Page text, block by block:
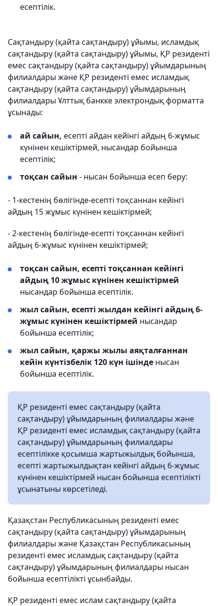
есептілік.
Сақтандыру (қайта сақтандыру) ұйымы, исламдық
сақтандыру (қайта сақтандыру) ұйымы, ҚР резиденті
емес сақтандыру (қайта сақтандыру) ұйымдарының
филиалдары және ҚР резиденті емес исламдық
сақтандыру (қайта сақтандыру) ұйымдарының
филиалдары Ұлттық банкке электрондық форматта
ұсынады:
ай сайын, есепті айдан кейінгі айдың 6-жұмыс
күнінен кешіктірмей, нысандар бойынша
есептілік;
тоқсан сайын - нысан бойынша есеп беру:
- 1-кестенің бөлігінде-есепті тоқсаннан кейінгі
айдың 15 жұмыс күнінен кешіктірмей;
- 2-кестенің бөлігінде-есепті тоқсаннан кейінгі
айдың 6-жұмыс күнінен кешіктірмей;
тоқсан сайын, есепті тоқсаннан кейінгі
айдың 10 жұмыс күнінен кешіктірмей
нысандар бойынша есептілік.
жыл сайын, есепті жылдан кейінгі айдың 6-
жұмыс күнінен кешіктірмей нысандар
бойынша есептілік;
жыл сайын, қаржы жылы аяқталғаннан
кейін күнтізбелік 120 күн ішінде нысан
бойынша есептілік.
ҚР резиденті емес сақтандыру (қайта
сақтандыру) ұйымдарының филиалдары және
ҚР резиденті емес исламдық сақтандыру (қайта
сақтандыру) ұйымдарының филиалдары
есептілікке қосымша жартыжылдық бойынша,
есепті жартыжылдықтан кейінгі айдың 6-жұмыс
күнінен кешіктірмей нысан бойынша есептілікті
ұсынатыны көрсетіледі.
Қазақстан Республикасының резиденті емес
сақтандыру (қайта сақтандыру) ұйымдарының
филиалдары және Қазақстан Республикасының
резиденті емес исламдық сақтандыру (қайта
сақтандыру) ұйымдарының филиалдары нысан
бойынша есептілікті ұсынбайды.
ҚР резиденті емес ислам сақтандыру (қайта